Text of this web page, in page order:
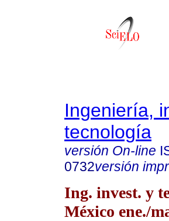
Ingeniería,
tecnología
versión On-line
0732versión
Ing. invest. y
México ene./